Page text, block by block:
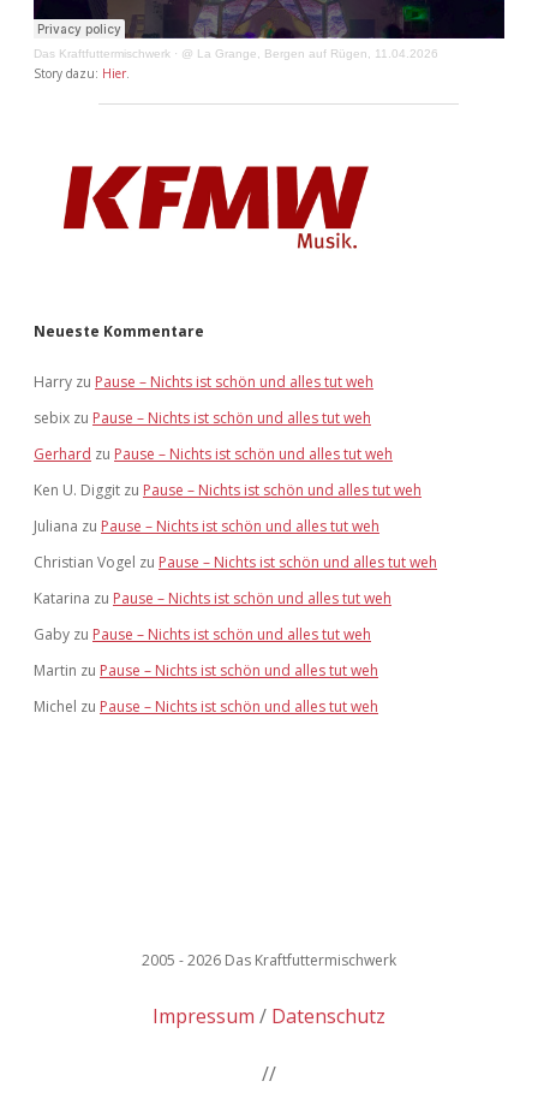
Das Kraftfuttermischwerk · @ La Grange, Bergen auf Rügen, 11.04.2026
Story dazu: Hier
Neueste Kommentare
Harry zu Pause – Nichts ist schön und alles tut weh
sebix zu Pause – Nichts ist schön und alles tut weh
Gerhard zu Pause – Nichts ist schön und alles tut weh
Ken U. Diggit zu Pause – Nichts ist schön und alles tut weh
Juliana zu Pause – Nichts ist schön und alles tut weh
Christian Vogel zu Pause – Nichts ist schön und alles tut weh
Katarina zu Pause – Nichts ist schön und alles tut weh
Gaby zu Pause – Nichts ist schön und alles tut weh
Martin zu Pause – Nichts ist schön und alles tut weh
Michel zu Pause – Nichts ist schön und alles tut weh
2005 - 2026 Das Kraftfuttermischwerk
Impressum Datenschutz
//